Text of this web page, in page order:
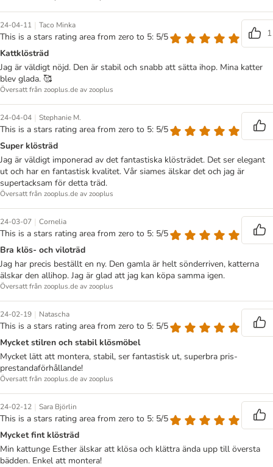
24-04-11 | Taco Minka
This is a stars rating area from zero to 5: 5/5
1
Kattklösträd
Jag är väldigt nöjd. Den är stabil och snabb att sätta ihop. Mina katter
blev glada. 🥰
Översatt från zooplus.de av zooplus
24-04-04 | Stephanie M.
This is a stars rating area from zero to 5: 5/5
Super klösträd
Jag är väldigt imponerad av det fantastiska klösträdet. Det ser elegant
ut och har en fantastisk kvalitet. Vår siames älskar det och jag är
supertacksam för detta träd.
Översatt från zooplus.de av zooplus
24-03-07 | Cornelia
This is a stars rating area from zero to 5: 5/5
Bra klös- och viloträd
Jag har precis beställt en ny. Den gamla är helt sönderriven, katterna
älskar den allihop. Jag är glad att jag kan köpa samma igen.
Översatt från zooplus.de av zooplus
24-02-19 | Natascha
This is a stars rating area from zero to 5: 5/5
Mycket stilren och stabil klösmöbel
Mycket lätt att montera, stabil, ser fantastisk ut, superbra pris-
prestandaförhållande!
Översatt från zooplus.de av zooplus
24-02-12 | Sara Björlin
This is a stars rating area from zero to 5: 5/5
Mycket fint klösträd
Min kattunge Esther älskar att klösa och klättra ända upp till översta
bädden. Enkel att montera!